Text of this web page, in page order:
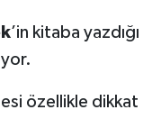
’in kitaba yazdığı
özellikle dikkat